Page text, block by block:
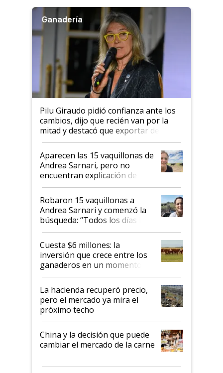
Ganadería
Pilu Giraudo pidió confianza ante los
cambios, dijo que recién van por la
mitad y destacó que exportar dejó de
ser "para unos pocos": "Tenemos un
mandato muy claro del gobierno
nacional"
Aparecen las 15 vaquillonas de
Andrea Sarnari, pero no
encuentran explicación de
cómo llegaron allí
Robaron 15 vaquillonas a
Andrea Sarnari y comenzó la
búsqueda: “Todos los días le
toca a algún productor”
Cuesta $6 millones: la
inversión que crece entre los
ganaderos en un momento
histórico para la actividad
La hacienda recuperó precio,
pero el mercado ya mira el
próximo techo
China y la decisión que puede
cambiar el mercado de la carne